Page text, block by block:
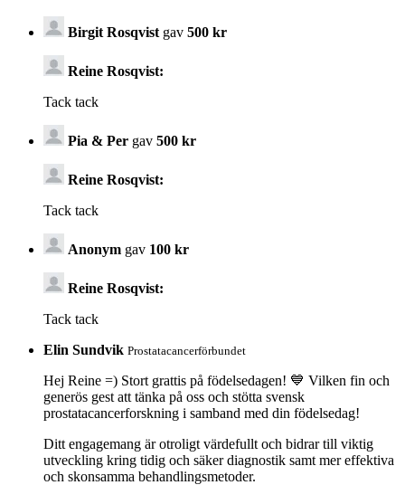
Birgit Rosqvist gav 500 kr
Reine Rosqvist:
Tack tack
Pia & Per gav 500 kr
Reine Rosqvist:
Tack tack
Anonym gav 100 kr
Reine Rosqvist:
Tack tack
Elin Sundvik Prostatacancerförbundet
Hej Reine =) Stort grattis på födelsedagen! 💙 Vilken fin och
generös gest att tänka på oss och stötta svensk
prostatacancerforskning i samband med din födelsedag!
Ditt engagemang är otroligt värdefullt och bidrar till viktig
utveckling kring tidig och säker diagnostik samt mer effektiva
och skonsamma behandlingsmetoder.